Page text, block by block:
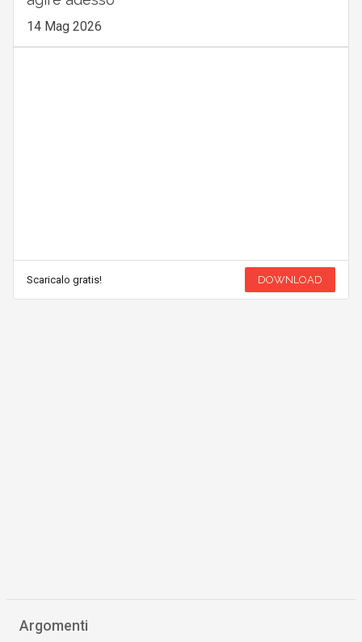
14 Mag 2026
Scaricalo gratis! DOWNLOAD
Argomenti